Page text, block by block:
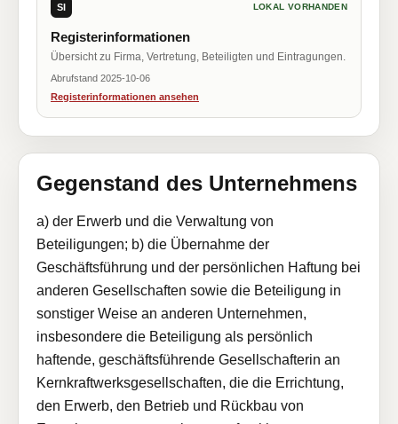
SI LOKAL VORHANDEN
Registerinformationen
Übersicht zu Firma, Vertretung, Beteiligten und Eintragungen.
Abrufstand 2025-10-06
Registerinformationen ansehen
Gegenstand des Unternehmens
a) der Erwerb und die Verwaltung von
Beteiligungen; b) die Übernahme der
Geschäftsführung und der persönlichen Haftung bei
anderen Gesellschaften sowie die Beteiligung in
sonstiger Weise an anderen Unternehmen,
insbesondere die Beteiligung als persönlich
haftende, geschäftsführende Gesellschafterin an
Kernkraftwerksgesellschaften, die die Errichtung,
den Erwerb, den Betrieb und Rückbau von